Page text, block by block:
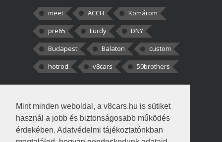
Mint minden weboldal, a v8cars.hu is sütiket
használ a jobb és biztonságosabb működés
érdekében. Adatvédelmi tájékoztatónkban
meet ACCH
Komárom
pre65
Lurdy
DNY
Budapest
Balaton
custom
hotrod
v8cars 50brothers
kortisz:Elszúrtam! Én csak két
darabbaal számoltam. Nem tudtam, hogy fél autót,